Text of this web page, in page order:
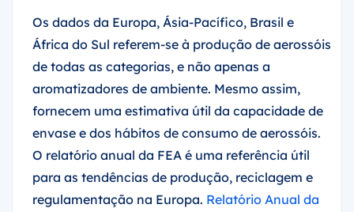
Os dados da Europa, Ásia-Pacífico, Brasil e
África do Sul referem-se à produção de aerossóis
de todas as categorias, e não apenas a
aromatizadores de ambiente. Mesmo assim,
fornecem uma estimativa útil da capacidade de
envase e dos hábitos de consumo de aerossóis.
O relatório anual da FEA é uma referência útil
para as tendências de produção, reciclagem e
regulamentação na Europa. Relatório Anual da